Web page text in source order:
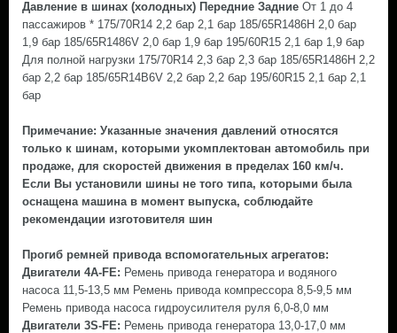
Давление в шинах (холодных) Передние Задние От 1 до 4
пассажиров * 175/70R14 2,2 бар 2,1 бар 185/65R1486H 2,0 бар
1,9 бар 185/65R1486V 2,0 бар 1,9 бар 195/60R15 2,1 бар 1,9 бар
Для полной нагрузки 175/70R14 2,3 бар 2,3 бар 185/65R1486H 2,2
бар 2,2 бар 185/65R14B6V 2,2 бар 2,2 бар 195/60R15 2,1 бар 2,1
бар
Примечание: Указанные значения давлений относятся
только к шинам, которыми укомплектован автомобиль при
продаже, для скоростей движения в пределах 160 км/ч.
Если Вы установили шины не того типа, которыми была
оснащена машина в момент выпуска, соблюдайте
рекомендации изготовителя шин
Прогиб ремней привода вспомогательных агрегатов:
Двигатели 4A-FE: Ремень привода генератора и водяного
насоса 11,5-13,5 мм Ремень привода компрессора 8,5-9,5 мм
Ремень привода насоса гидроусилителя руля 6,0-8,0 мм
Двигатели 3S-FE: Ремень привода генератора 13,0-17,0 мм